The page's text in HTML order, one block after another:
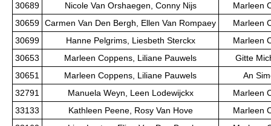
30689
Nicole Van Orshaegen, Conny Nijs
Marleen
30659 Carmen Van Den Bergh, Ellen Van Rompaey
Marleen
30699
Hanne Pelgrims, Liesbeth Sterckx
Marleen
30653
Marleen Coppens, Liliane Pauwels
Gitte
30651
Marleen Coppens, Liliane Pauwels
An
32791
Manuela Weyn, Leen Lodewijckx
Marleen
33133
Kathleen Peene, Rosy Van Hove
Marleen